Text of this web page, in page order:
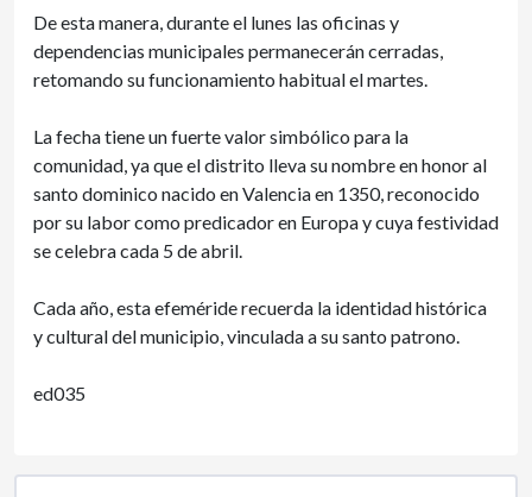
De esta manera, durante el lunes las oficinas y
dependencias municipales permanecerán cerradas,
retomando su funcionamiento habitual el martes.
La fecha tiene un fuerte valor simbólico para la
comunidad, ya que el distrito lleva su nombre en honor al
santo dominico nacido en Valencia en 1350, reconocido
por su labor como predicador en Europa y cuya festividad
se celebra cada 5 de abril.
Cada año, esta efeméride recuerda la identidad histórica
y cultural del municipio, vinculada a su santo patrono.
ed035